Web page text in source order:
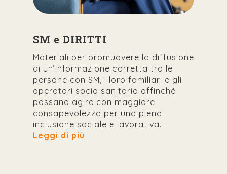
SM e DIRITTI
Materiali per promuovere la diffusione
di un’informazione corretta tra le
persone con SM, i loro familiari e gli
operatori socio sanitaria affinché
possano agire con maggiore
consapevolezza per una piena
inclusione sociale e lavorativa.
Leggi di più